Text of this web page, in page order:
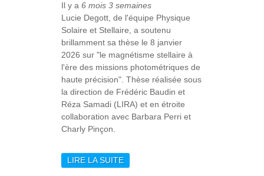
Il y a 6 mois 3 semaines
Lucie Degott, de l'équipe Physique
Solaire et Stellaire, a soutenu
brillamment sa thèse le 8 janvier
2026 sur "le magnétisme stellaire à
l'ère des missions photométriques de
haute précision". Thèse réalisée sous
la direction de Frédéric Baudin et
Réza Samadi (LIRA) et en étroite
collaboration avec Barbara Perri et
Charly Pinçon.
LIRE LA SUITEDE LUCIE DEGOTT :